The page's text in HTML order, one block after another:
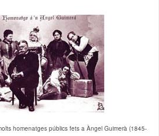
homenatges públics fets a Àngel Guimerà (1845-